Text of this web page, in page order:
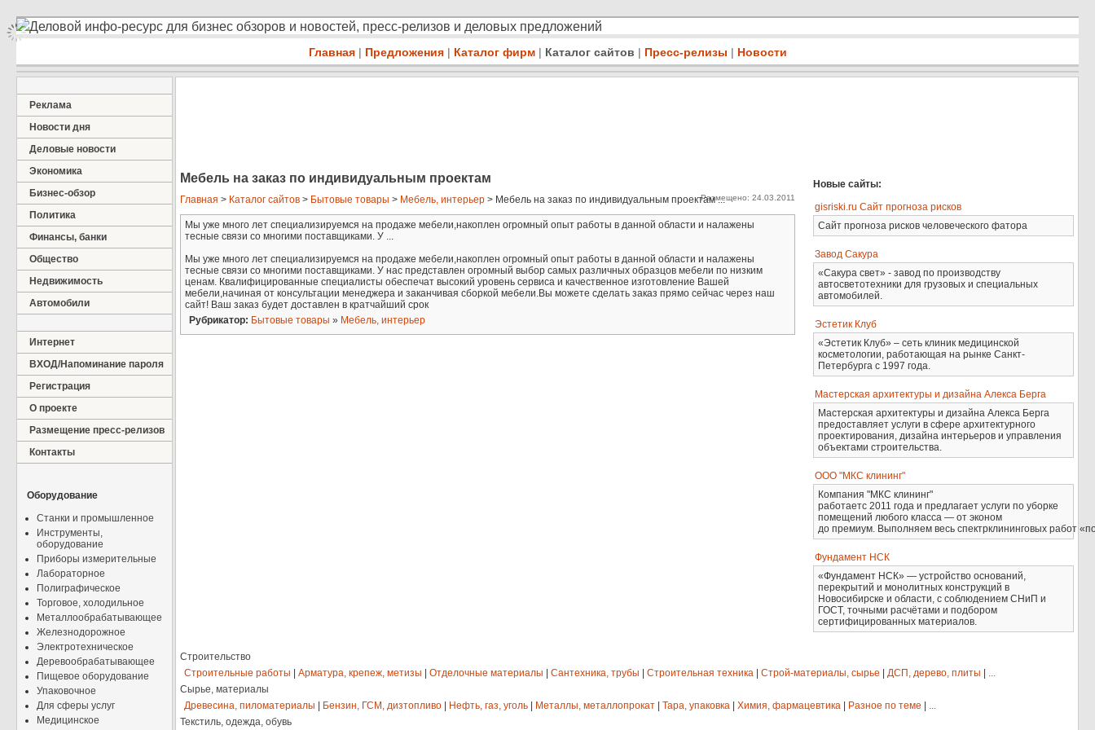
Деловой инфо-ресурс для бизнес обзоров и новостей, пресс-релизов и деловых предложений
Главная | Предложения | Каталог фирм | Каталог сайтов | Пресс-релизы | Новости
Реклама
Новости дня
Деловые новости
Экономика
Бизнес-обзор
Политика
Финансы, банки
Общество
Недвижимость
Автомобили
Интернет
ВХОД/Напоминание пароля
Регистрация
О проекте
Размещение пресс-релизов
Контакты
Оборудование
Станки и промышленное
Инструменты,
оборудование
Приборы измерительные
Лабораторное
Полиграфическое
Торговое, холодильное
Металлообрабатывающее
Железнодорожное
Электротехническое
Деревообрабатывающее
Пищевое оборудование
Упаковочное
Для сферы услуг
Медицинское
Мебель на заказ по индивидуальным проектам
Главная > Каталог сайтов > Бытовые товары > Мебель, интерьер > Мебель на заказ по индивидуальным проектам ...Размещено: 24.03.2011
Мы уже много лет специализируемся на продаже мебели,накоплен огромный опыт работы в данной области и налажены
тесные связи со многими поставщиками. У ...
Мы уже много лет специализируемся на продаже мебели,накоплен огромный опыт работы в данной области и налажены
тесные связи со многими поставщиками. У нас представлен огромный выбор самых различных образцов мебели по низким
ценам. Квалифицированные специалисты обеспечат высокий уровень сервиса и качественное изготовление Вашей
мебели,начиная от консультации менеджера и заканчивая сборкой мебели.Вы можете сделать заказ прямо сейчас через наш
сайт! Ваш заказ будет доставлен в кратчайший срок
Рубрикатор: Бытовые товары » Мебель, интерьер
Новые сайты:
gisriski.ru Сайт прогноза рисков
Сайт прогноза рисков человеческого фатора
Завод Сакура
«Сакура свет» - завод по производству
автосветотехники для грузовых и специальных
автомобилей.
Эстетик Клуб
«Эстетик Клуб» – сеть клиник медицинской
косметологии, работающая на рынке Санкт-
Петербурга с 1997 года.
Мастерская архитектуры и дизайна Алекса Берга
Мастерская архитектуры и дизайна Алекса Берга
предоставляет услуги в сфере архитектурного
проектирования, дизайна интерьеров и управления
объектами строительства.
ООО "МКС клининг"
Компания "МКС клининг"
работаетс 2011 года и предлагает услуги по уборке
помещений любого класса — от эконом
до премиум. Выполняем весь спектрклининговых работ
Фундамент НСК
«Фундамент НСК» — устройство оснований,
перекрытий и монолитных конструкций в
Новосибирске и области, с соблюдением СНиП и
ГОСТ, точными расчётами и подбором
сертифицированных материалов.
Строительство
Строительные работы
Арматура, крепеж, метизы Отделочные материалы Сантехника, трубы Строительная техника Строй-материалы, сырье ДСП, дерево, плиты
...
Сырье, материалы
Древесина, пиломатериалы
Бензин, ГСМ, дизтопливо Нефть, газ, уголь Металлы, металлопрокат Тара, упаковка Химия, фармацевтика Разное по теме
...
Текстиль, одежда, обувь